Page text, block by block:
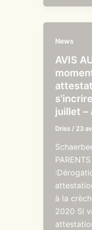
News
AVIS
juillet –
Driss / 23
à la
2020 Si